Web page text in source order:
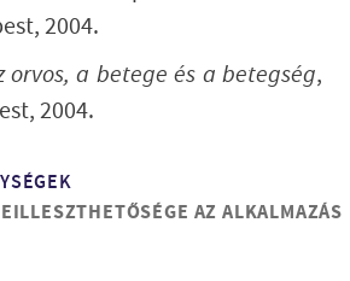
2004.
orvos, a betege és a betegség,
2004.
AZ ALKALMAZÁS